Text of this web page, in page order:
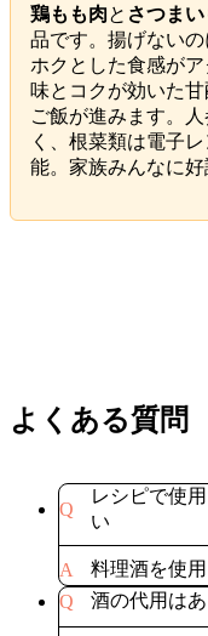
鶏もも肉と さつまい
品です。揚げない
ホクとした食感が
味とコクが効いた
ご飯が進みます。
く、根菜類は電子
能。家族みんなに好
よくある質問
Q
レシピで使
い
A
Q
酒の代用は